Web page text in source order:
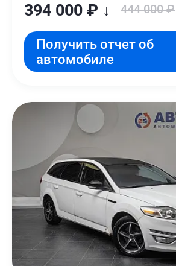
394 000 ₽ ↓ 444 000 ₽
Получить отчет об
автомобиле